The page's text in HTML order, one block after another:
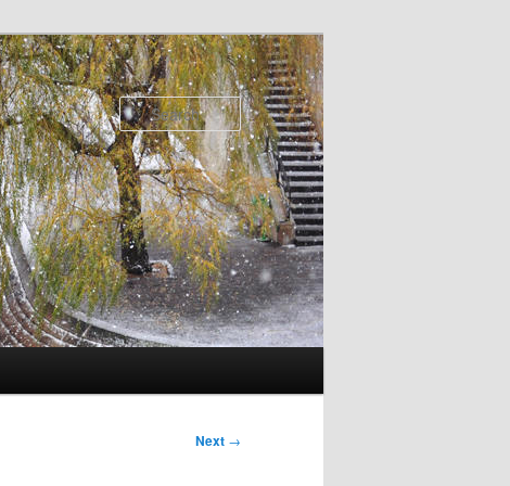
Search
Next →